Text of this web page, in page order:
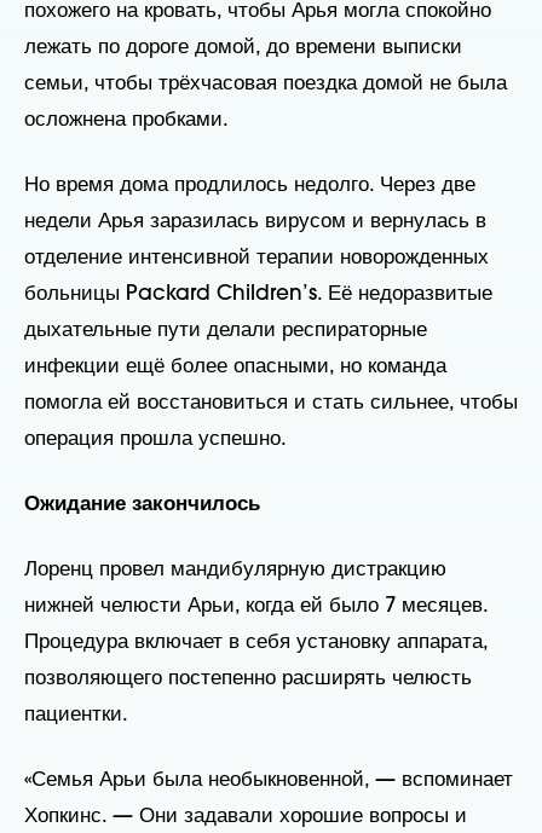
похожего на кровать, чтобы Арья могла спокойно
лежать по дороге домой, до времени выписки
семьи, чтобы трёхчасовая поездка домой не была
осложнена пробками.
Но время дома продлилось недолго. Через две
недели Арья заразилась вирусом и вернулась в
отделение интенсивной терапии новорожденных
больницы Packard Children’s. Её недоразвитые
дыхательные пути делали респираторные
инфекции ещё более опасными, но команда
помогла ей восстановиться и стать сильнее, чтобы
операция прошла успешно.
Ожидание закончилось
Лоренц провел мандибулярную дистракцию
нижней челюсти Арьи, когда ей было 7 месяцев.
Процедура включает в себя установку аппарата,
позволяющего постепенно расширять челюсть
пациентки.
«Семья Арьи была необыкновенной, — вспоминает
Хопкинс. — Они задавали хорошие вопросы и